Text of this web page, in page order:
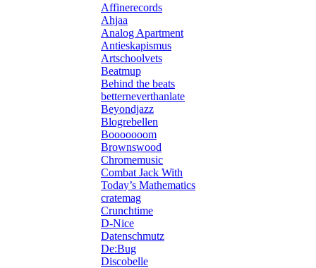
Affinerecords
Ahjaa
Analog Apartment
Antieskapismus
Artschoolvets
Beatmup
Behind the beats
betterneverthanlate
Beyondjazz
Blogrebellen
Booooooom
Brownswood
Chromemusic
Combat Jack With
Today’s Mathematics
cratemag
Crunchtime
D-Nice
Datenschmutz
De:Bug
Discobelle